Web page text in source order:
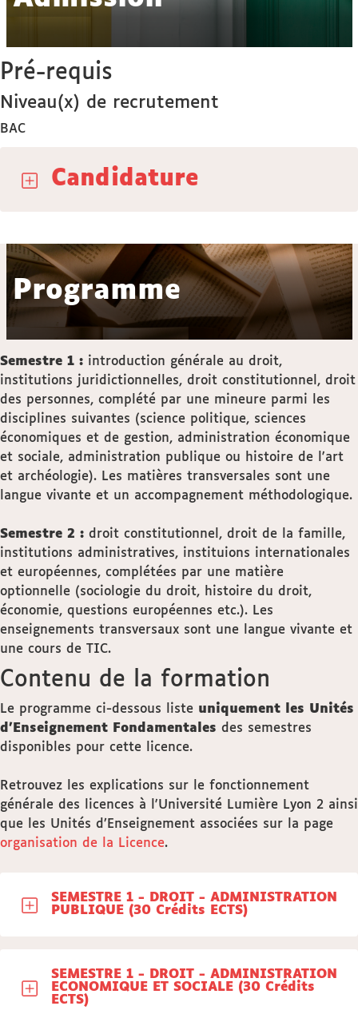
Pré-requis
Niveau(x) de recrutement
BAC
Candidature
Programme
Semestre 1 : introduction générale au droit,
institutions juridictionnelles, droit constitutionnel, droit
des personnes, complété par une mineure parmi les
disciplines suivantes (science politique, sciences
économiques et de gestion, administration économique
et sociale, administration publique ou histoire de l'art
et archéologie). Les matières transversales sont une
langue vivante et un accompagnement méthodologique.
Semestre 2 : droit constitutionnel, droit de la famille,
institutions administratives, instituions internationales
et européennes, complétées par une matière
optionnelle (sociologie du droit, histoire du droit,
économie, questions européennes etc.). Les
enseignements transversaux sont une langue vivante et
une cours de TIC.
Contenu de la formation
Le programme ci-dessous liste uniquement les Unités
d'Enseignement Fondamentales des semestres
disponibles pour cette licence.
Retrouvez les explications sur le fonctionnement
générale des licences à l'Université Lumière Lyon 2 ainsi
que les Unités d’Enseignement associées sur la page
organisation de la Licence.
SEMESTRE 1 - DROIT - ADMINISTRATION
PUBLIQUE (30 Crédits ECTS)
SEMESTRE 1 - DROIT - ADMINISTRATION
ECONOMIQUE ET SOCIALE (30 Crédits
ECTS)